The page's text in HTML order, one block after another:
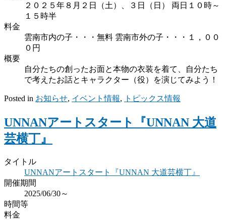
２０２５年８月２日（土）、３日（日） 両日１０時～
１５時半
料金
雲南市内の子・・・無料 雲南市外の子・・・１，００
０円
概要
自分たちの創ったお面と本物の衣装を着て、自分たち
で考えたお話とキャラクター（役）を演じてみよう！
Posted in お知らせ, イベント情報, トピックス情報
UNNANアートスタート『UNNAN 大道
芸横丁』
タイトル
UNNANアートスタート『UNNAN 大道芸横丁』
開催期間
2025/06/30～
時間等
料金